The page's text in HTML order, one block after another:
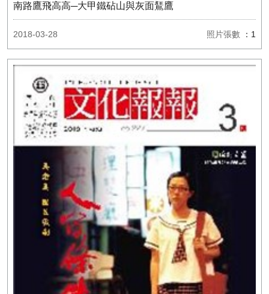
南路鷹飛高高─大甲鐵砧山與灰面鵟鷹
2018-03-28 照片張數 ：1